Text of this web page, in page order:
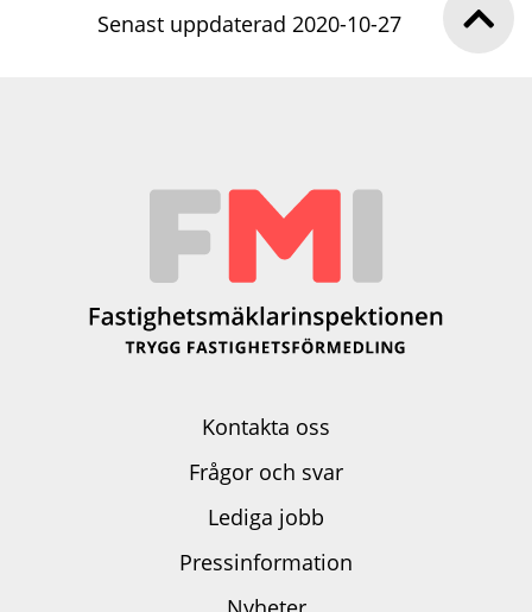
Senast uppdaterad 2020-10-27
Kontakta oss
Frågor och svar
Lediga jobb
Pressinformation